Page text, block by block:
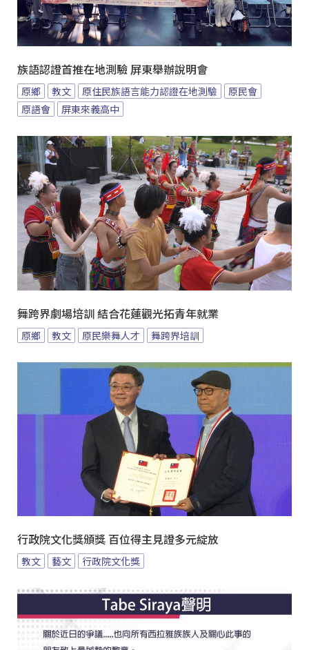
族語認證首推在地測驗 屏東舉辦說明會
原鄉 教文 原住民族語言能力認證在地測驗
原民會
原語會
屏東來義高中
舞跨界劇場培訓 結合花蓮觀光拓青年就業
原鄉 教文 原民樂舞人才 舞跨界培訓
行政院文化獎頒獎 百位得主見證多元綻放
教文 藝文 行政院文化獎